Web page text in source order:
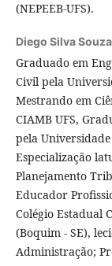
(NEPEEB-UFS).
Diego Silva Souza
Graduado em
Civil pela
Mestrando em
CIAMB UFS,
pela
Especialização
Planejamento
Educador
Colégio Estadual
(Boquim - SE),
Administração;